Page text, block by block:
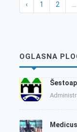
‹ 1 2 ...
OGLASNA
Medicus